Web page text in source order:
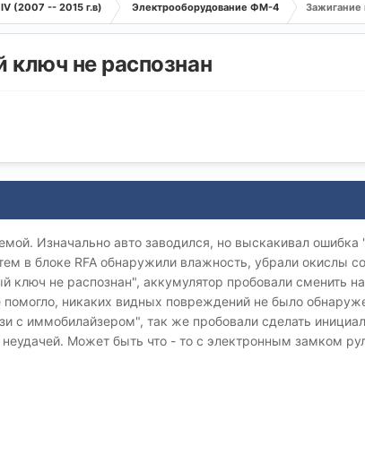
(2007 -- 2015 г.в) Электрооборудование ФМ-4 Зажигание
ключ не распознан
Изначально авто заводился, но выскакивал
в блоке RFA обнаружили влажность, убрали окислы
ключ не распознан", аккумулятор пробовали сменить
никаких видных повреждений не было
с иммобилайзером", так же пробовали сделать
неудачей. Может быть что - то с электронным замком